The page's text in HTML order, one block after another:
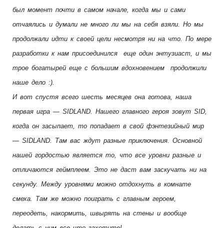
был момент почти в самом начале, когда мы и сами
отчаялись и думали не много ли мы на себя взяли. Но мы
продолжали идти к своей цели несмотря ни на что. По мере
разработки к нам присоединился еще один энтузиаст, и мы
трое богатырей еще с большим вдохновением продолжили
наше дело :).
И вот спустя всего шесть месяцев она готова, наша
первая игра — SIDLAND. Нашего главного героя зовут SID,
когда он засыпает, то попадает в свой фэнтезийный мир
— SIDLAND. Там вас ждут разные приключения. Основной
нашей гордостью является то, что все уровни разные и
отличаются геймплеем. Это не даст вам заскучать ни на
секунду. Между уровнями можно отдохнуть в комнате
смеха. Там же можно поиграть с главным героем,
переодеть, накормить, швырять на стены и вообще